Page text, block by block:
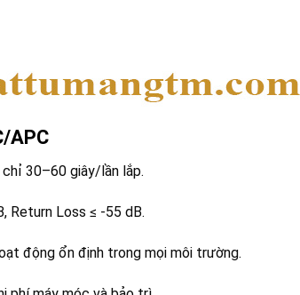
APC
30–60 giây/lần lắp.
Return Loss ≤ -55 dB.
động ổn định trong mọi môi trường.